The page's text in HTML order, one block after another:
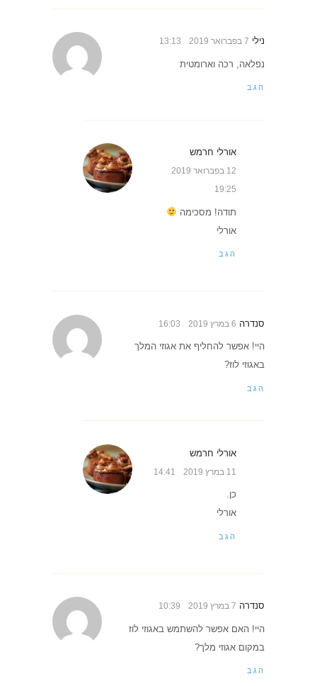
נילי 7 בפברואר 2019 13:13
נפלאה, רכה וארומטית
הגב
אורלי חרמש
12 בפברואר 2019
19:25
תודה! מסכימה
אורלי
הגב
סנדרה 6 במרץ 2019 16:03
היי! אפשר להחליף את אגוזי המלך
באגוזי לוז?
הגב
אורלי חרמש
11 במרץ 2019 14:41
כן.
אורלי
הגב
סנדרה 7 במרץ 2019 10:39
היי! האם אפשר להשתמש באגוזי לוז
במקום אגוזי מלך?
הגב